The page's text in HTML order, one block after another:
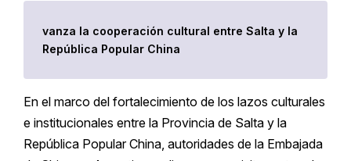
vanza la cooperación cultural entre Salta y la
República Popular China
En el marco del fortalecimiento de los lazos culturales
e institucionales entre la Provincia de Salta y la
República Popular China, autoridades de la Embajada